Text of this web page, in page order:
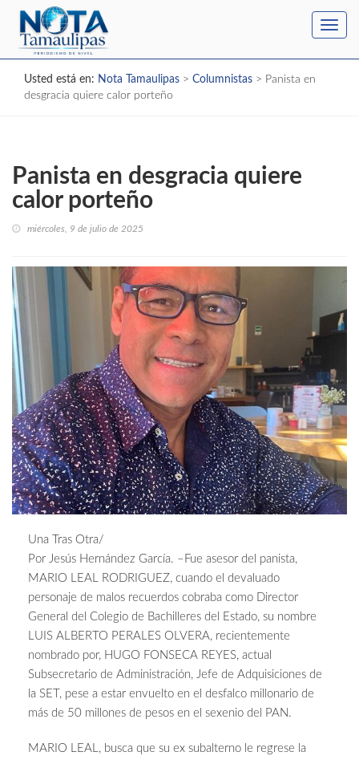
Usted está en: Nota Tamaulipas > Columnistas > Panista en
desgracia quiere calor porteño
Panista en desgracia quiere
calor porteño
miércoles, 9 de julio de 2025
Una Tras Otra/
Por Jesús Hernández García. –Fue asesor del panista,
MARIO LEAL RODRIGUEZ, cuando el devaluado
personaje de malos recuerdos cobraba como Director
General del Colegio de Bachilleres del Estado, su nombre
LUIS ALBERTO PERALES OLVERA, recientemente
nombrado por, HUGO FONSECA REYES, actual
Subsecretario de Administración, Jefe de Adquisiciones de
la SET, pese a estar envuelto en el desfalco millonario de
más de 50 millones de pesos en el sexenio del PAN.
MARIO LEAL, busca que su ex subalterno le regrese la